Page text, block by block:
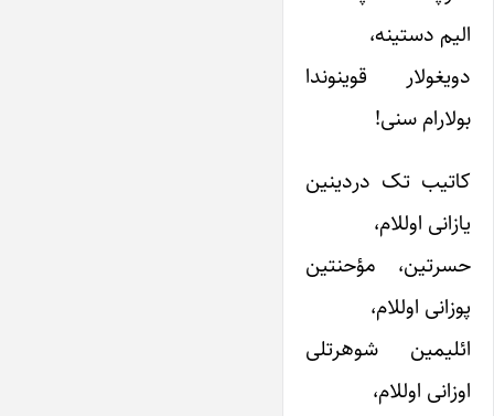
الیم دستینه،
دویغولار قوینوندا
بولارام سنی!
کاتیب تک دردینین
یازانی اوللام،
حسرتین، مؤحنتین
پوزانی اوللام،
ائلیمین شوهرتلی
اوزانی اوللام،